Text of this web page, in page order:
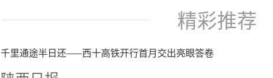
精彩推荐
千里通途半日还——西十高铁开行首月交出亮眼答卷